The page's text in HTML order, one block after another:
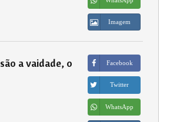
Imagem
a vaidade, o
Facebook
Twitter
WhatsApp